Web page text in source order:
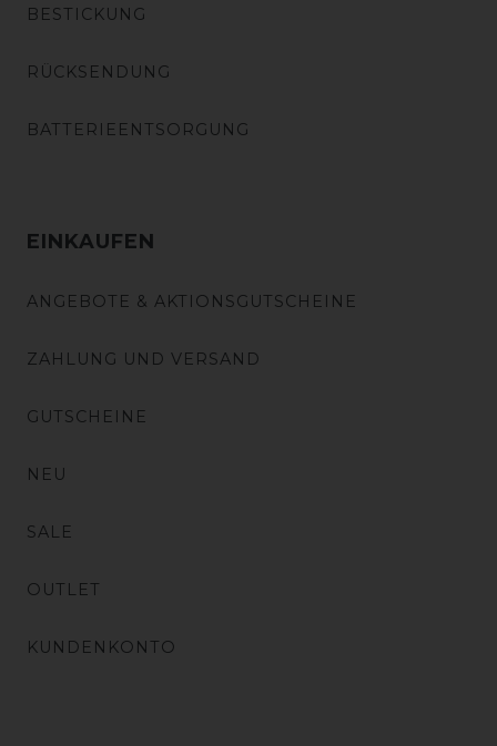
BESTICKUNG
RÜCKSENDUNG
BATTERIEENTSORGUNG
EINKAUFEN
ANGEBOTE & AKTIONSGUTSCHEINE
ZAHLUNG UND VERSAND
GUTSCHEINE
NEU
SALE
OUTLET
KUNDENKONTO